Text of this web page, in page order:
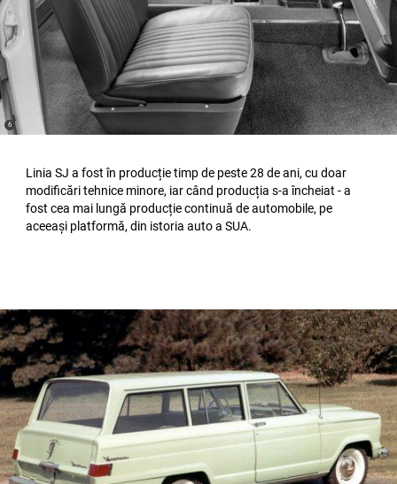
Linia SJ a fost în producție timp de peste 28 de ani, cu doar
modificări tehnice minore, iar când producția s-a încheiat - a
fost cea mai lungă producție continuă de automobile, pe
aceeași platformă, din istoria auto a SUA.
(
Disclosure
6)